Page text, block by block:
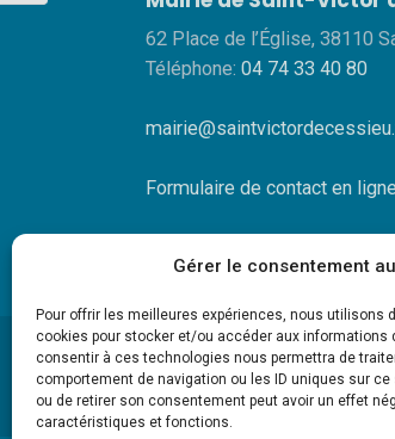
Gérer le consentement
Pour offrir les meilleures expériences, nous utilisons
cookies pour stocker et/ou accéder aux informations
consentir à ces technologies nous permettra de
comportement de navigation ou les ID uniques sur
ou de retirer son consentement peut avoir un effet
caractéristiques et fonctions.
62 Place de l’Église, 38110
Téléphone: 04 74 33 40 80
Formulaire de contact en